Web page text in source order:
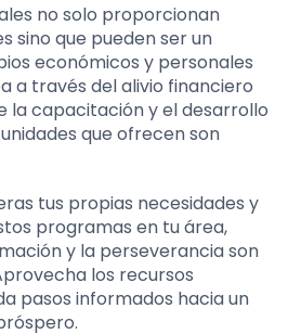
no solo proporcionan
sino que pueden ser un
económicos y personales
a través del alivio financiero
la capacitación y el desarrollo
que ofrecen son
tus propias necesidades y
programas en tu área,
y la perseverancia son
los recursos
pasos informados hacia un